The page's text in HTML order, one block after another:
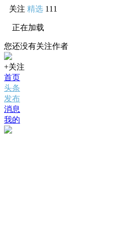
关注 精选 111
正在加载
您还没有关注作者
+关注
首页
头条
发布
消息
我的